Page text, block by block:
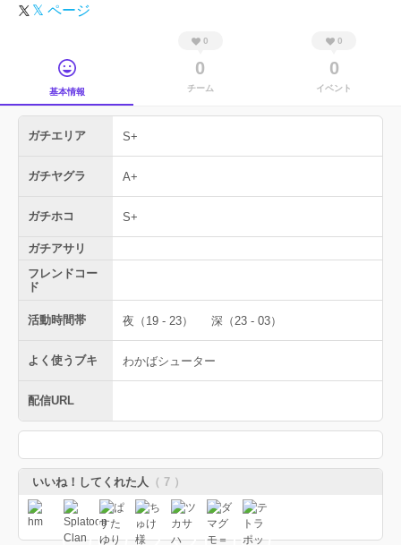
𝕏 ページ
基本情報
0
0
チーム
0
0
イベント
ガチエリア S+
ガチヤグラ A+
ガチホコ S+
ガチアサリ
フレンドコー
ド
活動時間帯 夜（19 - 23） 深（23 - 03）
よく使うブキ わかばシューター
配信URL
いいね！してくれた人 （ 7 ）